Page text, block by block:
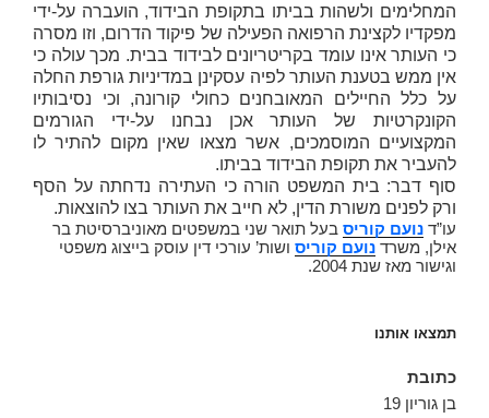
המחלימים ולשהות בביתו בתקופת הבידוד, הועברה על-ידי
מפקדיו לקצינת הרפואה הפעילה של פיקוד הדרום, וזו מסרה
כי העותר אינו עומד בקריטריונים לבידוד בבית. מכך עולה כי
אין ממש בטענת העותר לפיה עסקינן במדיניות גורפת החלה
על כלל החיילים המאובחנים כחולי קורונה, וכי נסיבותיו
הקונקרטיות של העותר אכן נבחנו על-ידי הגורמים
המקצועיים המוסמכים, אשר מצאו שאין מקום להתיר לו
להעביר את תקופת הבידוד בביתו.
סוף דבר: בית המשפט הורה כי העתירה נדחתה על הסף
ורק לפנים משורת הדין, לא חייב את העותר בצו להוצאות.
עו”ד נועם קוריס בעל תואר שני במשפטים מאוניברסיטת בר
אילן, משרד נועם קוריס ושות’ עורכי דין עוסק בייצוג משפטי
וגישור מאז שנת 2004.
תמצאו אותנו
כתובת
בן גוריון 19